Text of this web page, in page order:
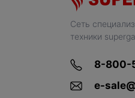
Сеть
техники
8-800-
e-